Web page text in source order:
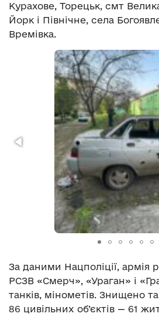
Курахове, Торецьк, смт
Йорк і Північне, села
Времівка.
За даними Нацполіції, армія
РСЗВ «Смерч», «Ураган» і
танків, мінометів. Знищено
86 цивільних об’єктів — 61